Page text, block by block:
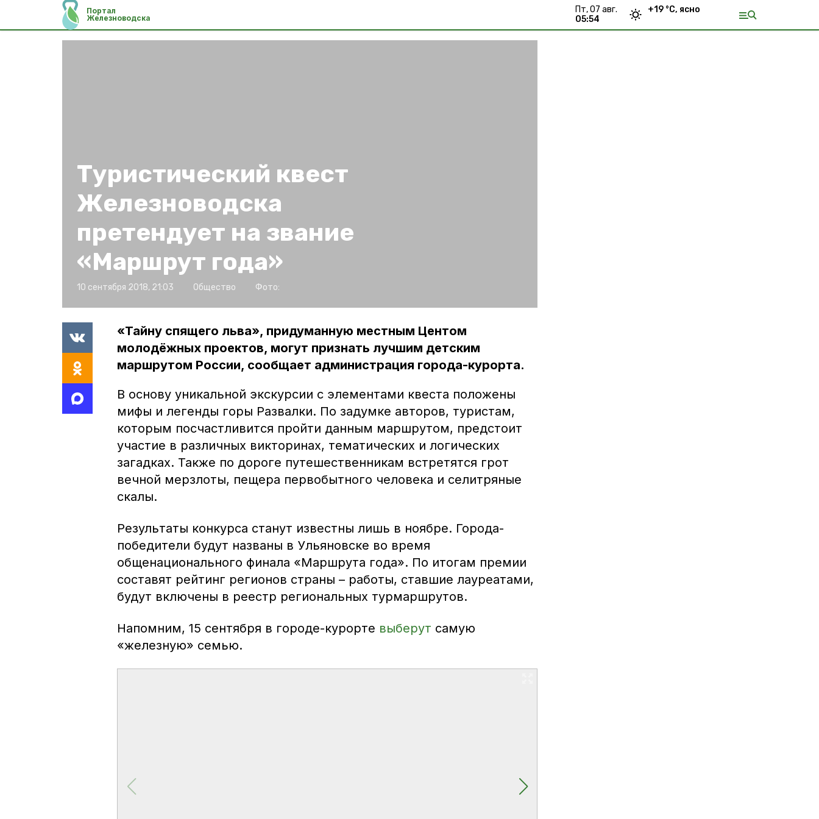
Портал
Железноводска
пт, 07 авг.
05:54
+19 °С, ясно
Туристический квест
Железноводска
претендует на звание
«Маршрут года»
10 сентября 2018, 21:03 Общество Фото:
«Тайну спящего льва», придуманную местным Центом
молодёжных проектов, могут признать лучшим детским
маршрутом России, сообщает администрация города-курорта.
В основу уникальной экскурсии с элементами квеста положены
мифы и легенды горы Развалки. По задумке авторов, туристам,
которым посчастливится пройти данным маршрутом, предстоит
участие в различных викторинах, тематических и логических
загадках. Также по дороге путешественникам встретятся грот
вечной мерзлоты, пещера первобытного человека и селитряные
скалы.
Результаты конкурса станут известны лишь в ноябре. Города-
победители будут названы в Ульяновске во время
общенационального финала «Маршрута года». По итогам премии
составят рейтинг регионов страны – работы, ставшие лауреатами,
будут включены в реестр региональных турмаршрутов.
Напомним, 15 сентября в городе-курорте выберут самую
«железную» семью.